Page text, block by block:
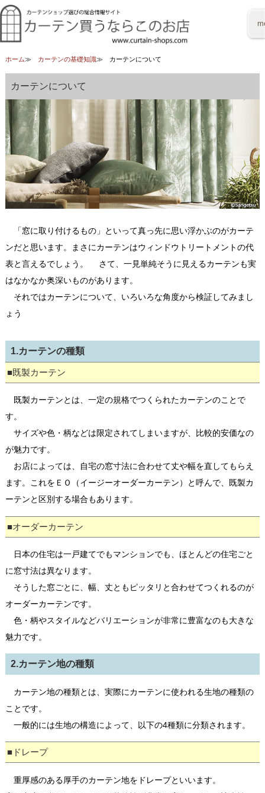
ホーム カーテンの基礎知識 カーテンについて
カーテンについて
「窓に取り付けるもの」といって真っ先に思い浮かぶのがカーテ
ンだと思います。まさにカーテンはウィンドウトリートメントの代
表と言えるでしょう。 さて、一見単純そうに見えるカーテンも実
はなかなか奥深いものがあります。
それではカーテンについて、いろいろな角度から検証してみまし
ょう
1.カーテンの種類
■既製カーテン
既製カーテンとは、一定の規格でつくられたカーテンのことで
す。
サイズや色・柄などは限定されてしまいますが、比較的安価なの
が魅力です。
お店によっては、自宅の窓寸法に合わせて丈や幅を直してもらえ
ます。これをＥＯ（イージーオーダーカーテン）と呼んで、既製カ
ーテンと区別する場合もあります。
■オーダーカーテン
日本の住宅は一戸建てでもマンションでも、ほとんどの住宅ごと
に窓寸法は異なります。
そうした窓ごとに、幅、丈ともピッタリと合わせてつくれるのが
オーダーカーテンです。
色・柄やスタイルなどバリエーションが非常に豊富なのも大きな
魅力です。
2.カーテン地の種類
カーテン地の種類とは、実際にカーテンに使われる生地の種類の
ことです。
一般的には生地の構造によって、以下の4種類に分類されます。
■ドレープ
重厚感のある厚手のカーテン地をドレープといいます。